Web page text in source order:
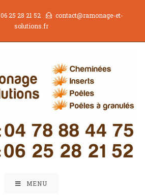
06 25 28 21 52
contact@ramonage-et-
solutions.fr
MENU